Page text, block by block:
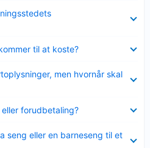
til at koste?
men hvornår skal
forudbetaling?
seng eller en barneseng til et